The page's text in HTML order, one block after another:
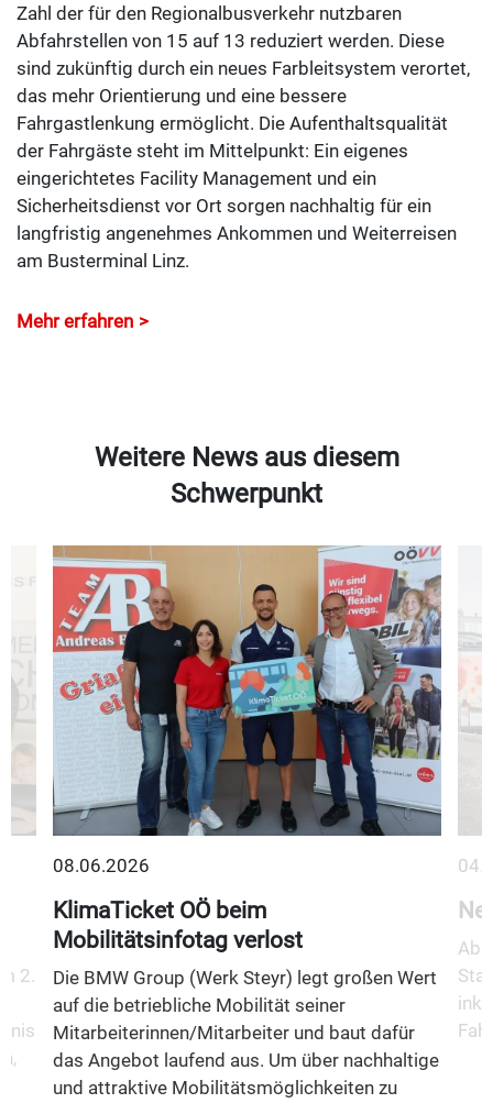
Zahl der für den Regionalbusverkehr nutzbaren
Abfahrstellen von 15 auf 13 reduziert werden. Diese
sind zukünftig durch ein neues Farbleitsystem verortet,
das mehr Orientierung und eine bessere
Fahrgastlenkung ermöglicht. Die Aufenthaltsqualität
der Fahrgäste steht im Mittelpunkt: Ein eigenes
eingerichtetes Facility Management und ein
Sicherheitsdienst vor Ort sorgen nachhaltig für ein
langfristig angenehmes Ankommen und Weiterreisen
am Busterminal Linz.
Mehr erfahren
Weitere News aus diesem
Schwerpunkt
2.
08.06.2026
KlimaTicket OÖ beim
Mobilitätsinfotag verlost
Die BMW Group (Werk Steyr) legt großen Wert
auf die betriebliche Mobilität seiner
Mitarbeiterinnen/Mitarbeiter und baut dafür
das Angebot laufend aus. Um über nachhaltige
und attraktive Mobilitätsmöglichkeiten zu
Ab